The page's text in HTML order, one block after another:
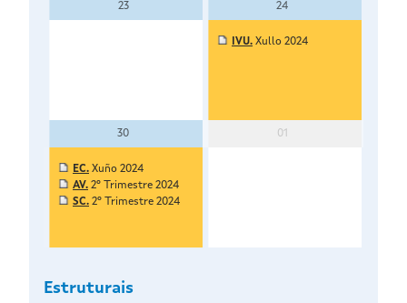
23 24
IVU. Xullo 2024
30 01
EC. Xuño 2024
AV. 2º Trimestre 2024
SC. 2º Trimestre 2024
Estruturais